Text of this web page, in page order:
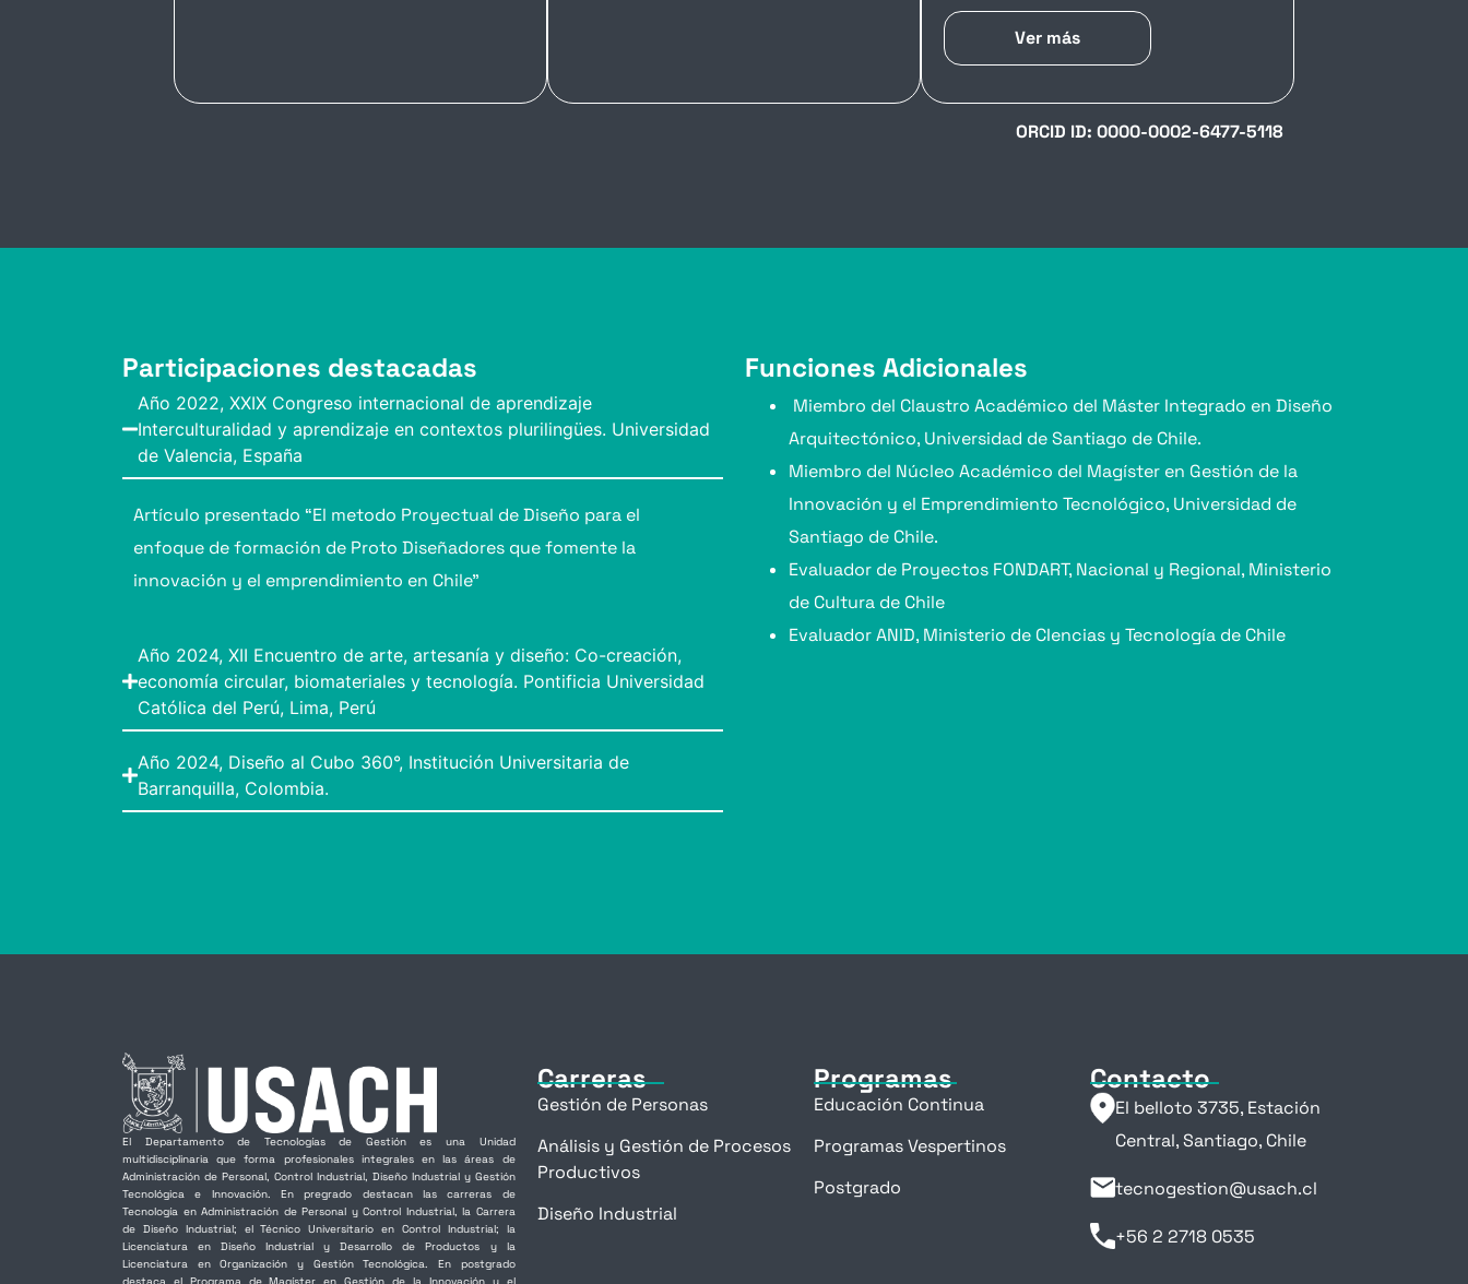
Ver más
ORCID ID: 0000-0002-6477-5118
Participaciones destacadas
Año 2022, XXIX Congreso internacional de aprendizaje
Interculturalidad y aprendizaje en contextos plurilingües. Universidad
de Valencia, España
Artículo presentado “El metodo Proyectual de Diseño para el
enfoque de formación de Proto Diseñadores que fomente la
innovación y el emprendimiento en Chile”
Año 2024, XII Encuentro de arte, artesanía y diseño: Co-creación,
economía circular, biomateriales y tecnología. Pontificia Universidad
Católica del Perú, Lima, Perú
Año 2024, Diseño al Cubo 360°, Institución Universitaria de
Barranquilla, Colombia.
Funciones Adicionales
Miembro del Claustro Académico del Máster Integrado en Diseño
Arquitectónico, Universidad de Santiago de Chile.
Miembro del Núcleo Académico del Magíster en Gestión de la
Innovación y el Emprendimiento Tecnológico, Universidad de
Santiago de Chile.
Evaluador de Proyectos FONDART, Nacional y Regional, Ministerio
de Cultura de Chile
Evaluador ANID, Ministerio de CIencias y Tecnología de Chile
El Departamento de Tecnologías de Gestión es una Unidad
multidisciplinaria que forma profesionales integrales en las áreas de
Administración de Personal, Control Industrial, Diseño Industrial y Gestión
Tecnológica e Innovación. En pregrado destacan las carreras de
Tecnología en Administración de Personal y Control Industrial, la Carrera
de Diseño Industrial; el Técnico Universitario en Control Industrial; la
Licenciatura en Diseño Industrial y Desarrollo de Productos y la
Licenciatura en Organización y Gestión Tecnológica. En postgrado
Carreras
Gestión de Personas
Análisis y Gestión de Procesos
Productivos
Diseño Industrial
Programas
Educación Continua
Programas Vespertinos
Postgrado
Contacto
El belloto 3735, Estación
Central, Santiago, Chile
tecnogestion@usach.cl
+56 2 2718 0535